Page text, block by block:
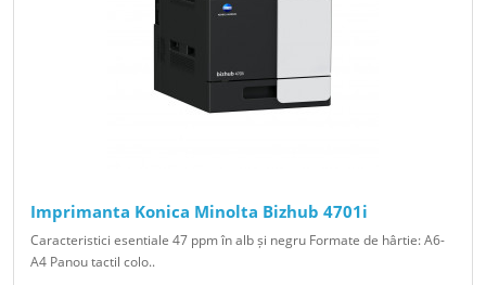
Imprimanta Konica Minolta Bizhub 4701i
Caracteristici esentiale 47 ppm în alb și negru Formate de hârtie: A6-
A4 Panou tactil colo..